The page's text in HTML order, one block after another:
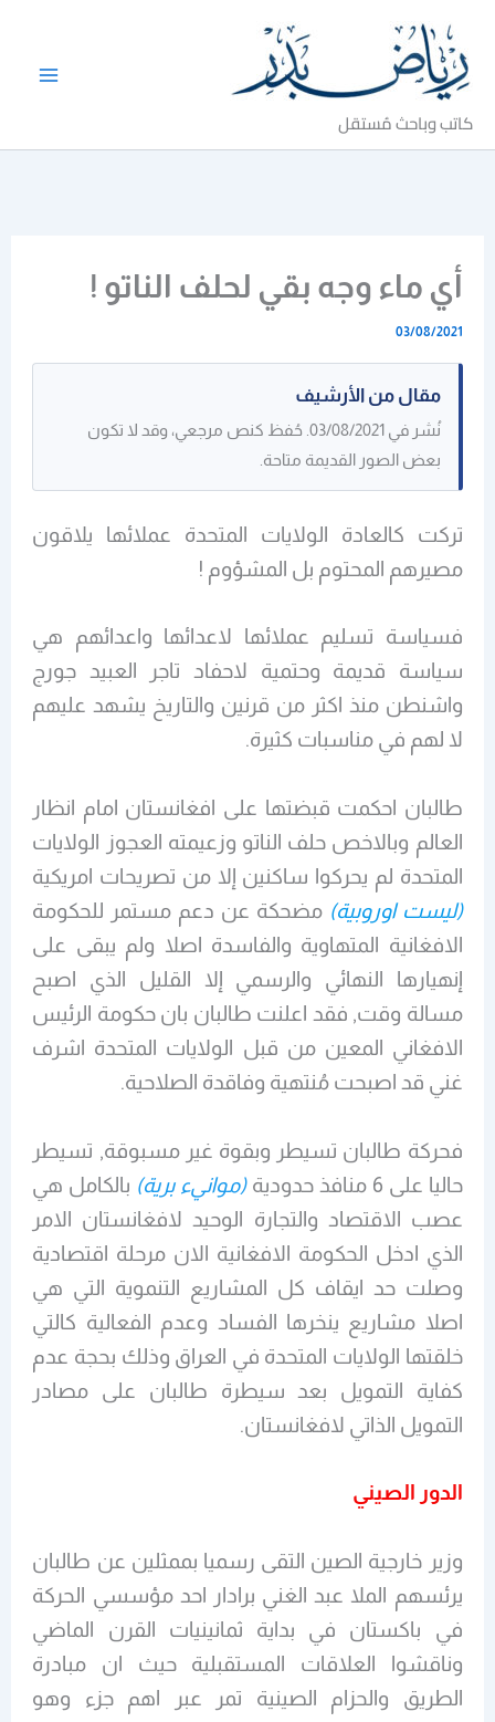
المحتوى
كاتب وباحث مُستقل
أي ماء وجه بقي لحلف الناتو !
03/08/2021
مقال من الأرشيف
نُشر في 03/08/2021. حُفظ كنص مرجعي، وقد لا تكون
بعض الصور القديمة متاحة.
تركت كالعادة الولايات المتحدة عملائها يلاقون
مصيرهم المحتوم بل المشؤوم !
فسياسة تسليم عملائها لاعدائها واعدائهم هي
سياسة قديمة وحتمية لاحفاد تاجر العبيد جورج
واشنطن منذ اكثر من قرنين والتاريخ يشهد عليهم
لا لهم في مناسبات كثيرة.
طالبان احكمت قبضتها على افغانستان امام انظار
العالم وبالاخص حلف الناتو وزعيمته العجوز الولايات
المتحدة لم يحركوا ساكنين إلا من تصريحات امريكية
(ليست اوروبية) مضحكة عن دعم مستمر للحكومة
الافغانية المتهاوية والفاسدة اصلا ولم يبقى على
إنهيارها النهائي والرسمي إلا القليل الذي اصبح
مسالة وقت, فقد اعلنت طالبان بان حكومة الرئيس
الافغاني المعين من قبل الولايات المتحدة اشرف
غني قد اصبحت مُنتهية وفاقدة الصلاحية.
فحركة طالبان تسيطر وبقوة غير مسبوقة, تسيطر
حاليا على 6 منافذ حدودية
(موانيء برية) بالكامل هي
عصب الاقتصاد والتجارة الوحيد لافغانستان الامر
الذي ادخل الحكومة الافغانية الان مرحلة اقتصادية
وصلت حد ايقاف كل المشاريع التنموية التي هي
اصلا مشاريع ينخرها الفساد وعدم الفعالية كالتي
خلقتها الولايات المتحدة في العراق وذلك بحجة عدم
كفاية التمويل بعد سيطرة طالبان على مصادر
التمويل الذاتي لافغانستان.
الدور الصيني
وزير خارجية الصين التقى رسميا بممثلين عن طالبان
يرئسهم الملا عبد الغني برادار احد مؤسسي الحركة
في باكستان في بداية ثمانينيات القرن الماضي
وناقشوا العلاقات المستقبلية حيث ان مبادرة
الطريق والحزام الصينية تمر عبر اهم جزء وهو